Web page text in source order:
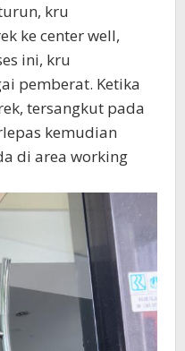
kru
ke center well,
ini, kru
pemberat. Ketika
tersangkut pada
kemudian
di area working